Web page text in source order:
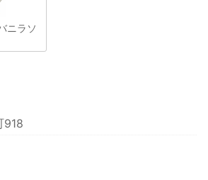
ニラソ
918